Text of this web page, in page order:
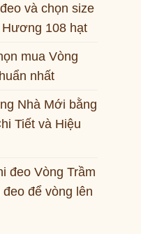
chất Tiên Phước
Nam
và chọn size
108 hạt
mua Vòng
nhất
Nhà Mới bằng
Tiết và Hiệu
đeo Vòng Trầm
để vòng lên